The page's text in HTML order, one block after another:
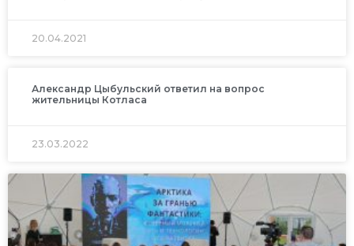
20.04.2021
Александр Цыбульский ответил на вопрос
жительницы Котласа
23.03.2022